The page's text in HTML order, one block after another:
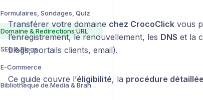
Formulaires, Sondages, Quiz
Domaine & Redirections URL
SEO & Blogs
E-Commerce
Bibliothèque de Media & Branding
Transférer votre domaine chez CrocoClickvous
l’enregistrement, le renouvellement, les DNS et la
blogs, portails clients, email).
Ce guide couvre l’éligibilité, la procédure détaillée